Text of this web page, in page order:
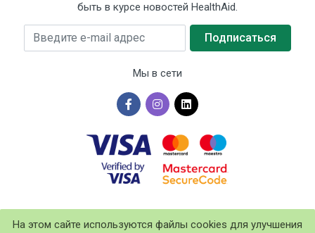
На этом сайте используются файлы cookies для улучшения
быть в курсе новостей HealthAid.
Введите e-mail адрес Подписаться
Мы в сети